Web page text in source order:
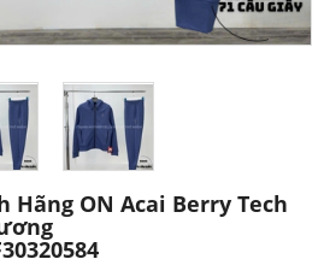
Hãng ON Acai Berry Tech